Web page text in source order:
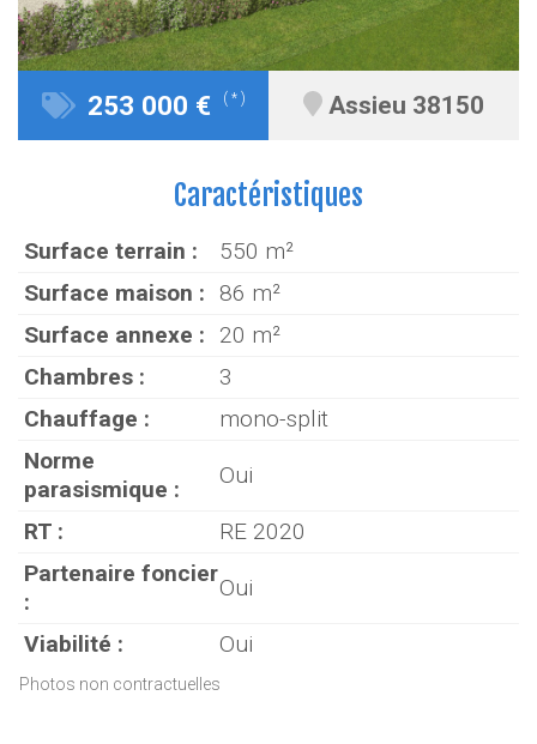
253 000 € ( * ) Assieu 38150
Caractéristiques
Surface terrain :
550 m²
Surface maison :
86 m²
Surface annexe :
20 m²
Chambres :
3
Chauffage :
mono-split
Norme
parasismique :
Oui
RT :
RE 2020
Partenaire foncier
:
Oui
Viabilité : Oui
Photos non contractuelles